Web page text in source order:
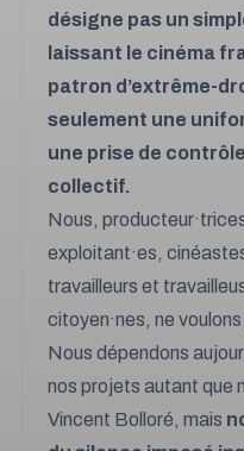
désigne pas un
laissant le cinéma
patron d’extrême-
seulement une
une prise de
collectif.
Nous,
exploitant·es,
travailleurs et
citoyen·nes, ne
Nous dépendons
nos projets autant que
Vincent Bolloré, mais